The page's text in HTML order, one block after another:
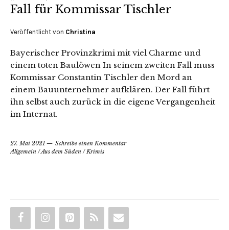
Fall für Kommissar Tischler
Veröffentlicht von Christina
Bayerischer Provinzkrimi mit viel Charme und
einem toten Baulöwen In seinem zweiten Fall muss
Kommissar Constantin Tischler den Mord an
einem Bauunternehmer aufklären. Der Fall führt
ihn selbst auch zurück in die eigene Vergangenheit
im Internat.
27. Mai 2021
Schreibe einen Kommentar
Allgemein /Aus dem Süden /Krimis